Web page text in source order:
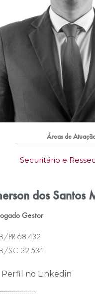
Áreas de
Securitário e
dos Santos
Gestor
PR 68.432
SC 32.534
Perfil no Linkedin